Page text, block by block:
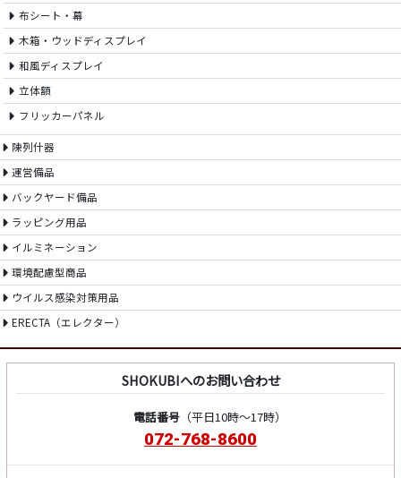
布シート・幕
木箱・ウッドディスプレイ
和風ディスプレイ
立体額
フリッカーパネル
陳列什器
運営備品
バックヤード備品
ラッピング用品
イルミネーション
環境配慮型商品
ウイルス感染対策用品
ERECTA（エレクター）
SHOKUBIへのお問い合わせ
電話番号（平日10時～17時）
072-768-8600